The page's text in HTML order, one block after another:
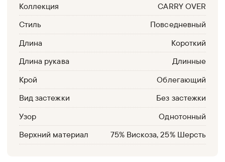
Коллекция
CARRY OVER
Стиль
Повседневный
Длина
Короткий
Длина рукава
Длинные
Крой
Облегающий
Вид застежки
Без застежки
Узор
Однотонный
Верхний материал
75% Вискоза, 25% Шерсть